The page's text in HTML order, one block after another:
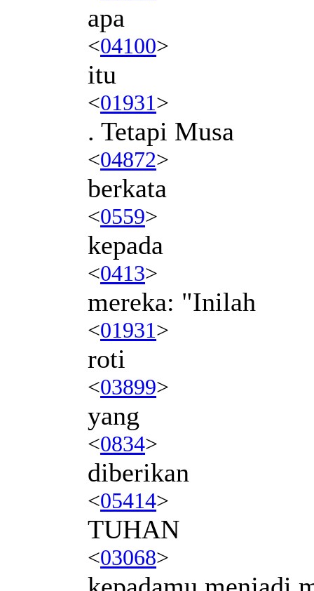
apa
<04100>
itu
<01931>
. Tetapi Musa
<04872>
berkata
<0559>
kepada
<0413>
mereka: "Inilah
<01931>
roti
<03899>
yang
<0834>
diberikan
<05414>
TUHAN
<03068>